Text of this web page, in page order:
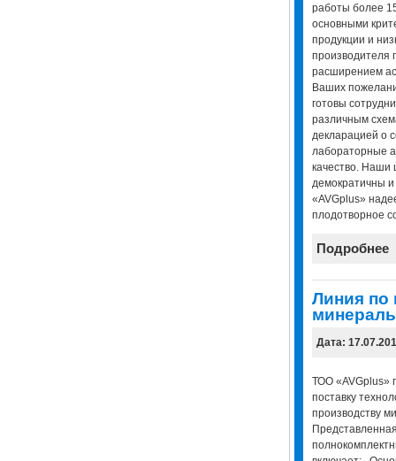
работы более
основными
продукции и
производителя
расширением
Ваших
готовы
различным
декларацией о
лабораторные
качество. Наши
демократичны
«AVGplus»
плодотворное
Подробнее
Линия по
Дата:
ТОО «AVGplus»
поставку
производству